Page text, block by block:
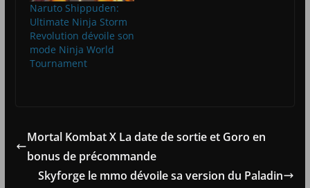
Naruto Shippuden:
Ultimate Ninja Storm
Revolution dévoile son
mode Ninja World
Tournament
Mortal Kombat X La date de sortie et Goro en
bonus de précommande
Skyforge le mmo dévoile sa version du Paladin